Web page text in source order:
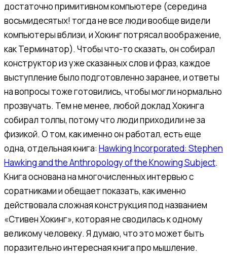
достаточно примитивном компьютере (середина
восьмидесятых! тогда не все люди вообще видели
компьютеры вблизи, и Хокинг потрясал воображение,
как Терминатор). Чтобы что-то сказать, он собирал
конструктор из уже сказанных слов и фраз, каждое
выступление было подготовленно заранее, и ответы
на вопросы тоже готовились, чтобы могли нормально
прозвучать. Тем не менее, любой доклад Хокинга
собирал толпы, потому что люди приходили не за
физикой. О том, как именно он работал, есть еще
одна, отдельная книга: Hawking Incorporated: Stephen
Hawking and the Anthropology of the Knowing Subject.
Книга основана на многочисленных интервью с
соратниками и обещает показать, как именно
действовала сложная конструкция под названием
«Стивен Хокинг», которая не сводилась к одному
великому человеку. Я думаю, что это может быть
поразительно интересная книга про мышление.